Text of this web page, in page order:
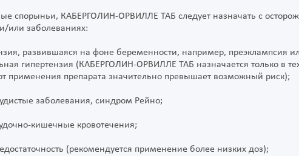
спорыньи, КАБЕРГОЛИН-ОРВИЛЛЕ ТАБ следует назначать с
или заболеваниях:
развившаяся на фоне беременности, например, преэклампсия
гипертензия (КАБЕРГОЛИН-ОРВИЛЛЕ ТАБ назначается только в
применения препарата значительно превышает возможный риск);
заболевания, синдром Рейно;
кишечные кровотечения;
(рекомендуется применение более низких доз);